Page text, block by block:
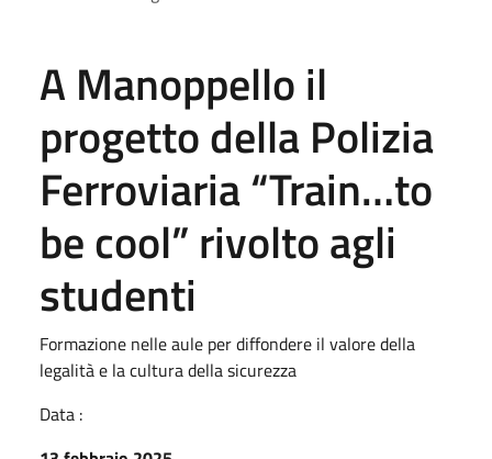
A Manoppello il
progetto della Polizia
Ferroviaria “Train…to
be cool” rivolto agli
studenti
Formazione nelle aule per diffondere il valore della
legalità e la cultura della sicurezza
Data :